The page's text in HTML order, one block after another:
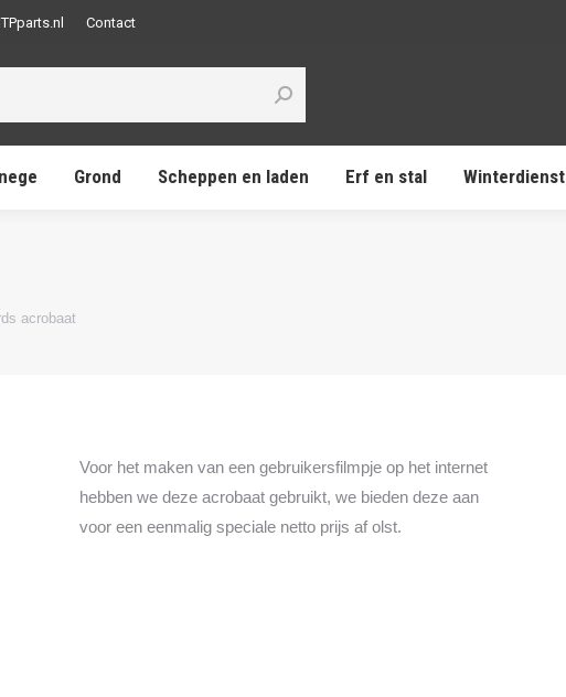
Contact
Grond Scheppen en laden Erf en stal Winterdienst
acrobaat
Voor het maken van een gebruikersfilmpje op het internet
hebben we deze acrobaat gebruikt, we bieden deze aan
voor een eenmalig speciale netto prijs af olst.